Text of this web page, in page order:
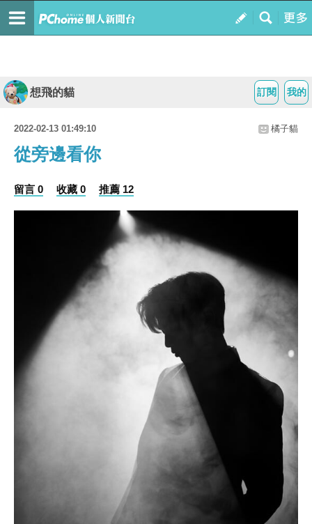
我的
訂閱
想飛的貓
2022-02-13 01:49:10 橘子貓
從旁邊看你
留言 0 收藏 0 推薦 12